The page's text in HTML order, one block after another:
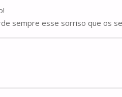
sempre esse sorriso que os